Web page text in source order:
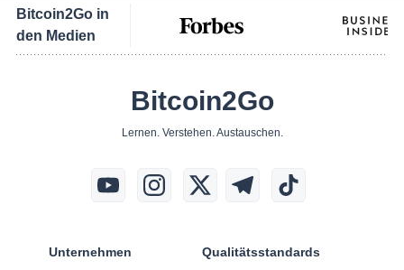
Bitcoin2Go in
den Medien
Bitcoin2Go
Lernen. Verstehen. Austauschen.
Unternehmen Qualitätsstandards